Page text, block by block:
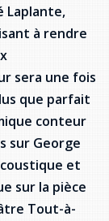
Laplante,
à rendre
sera une fois
que parfait
conteur
sur George
et
sur la pièce
Tout-à-